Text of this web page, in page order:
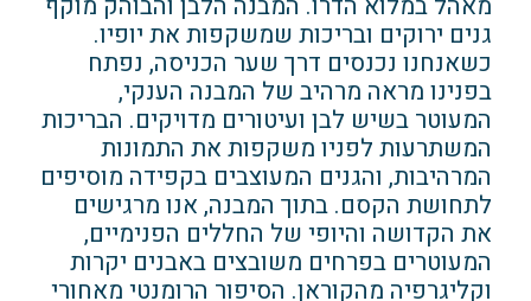
מאהל במלוא הדרו. המבנה הלבן והבוהק מוקף
גנים ירוקים ובריכות שמשקפות את יופיו.
כשאנחנו נכנסים דרך שער הכניסה, נפתח
בפנינו מראה מרהיב של המבנה הענקי,
המעוטר בשיש לבן ועיטורים מדויקים. הבריכות
המשתרעות לפניו משקפות את התמונות
המרהיבות, והגנים המעוצבים בקפידה מוסיפים
לתחושת הקסם. בתוך המבנה, אנו מרגישים
את הקדושה והיופי של החללים הפנימיים,
המעוטרים בפרחים משובצים באבנים יקרות
וקליגרפיה מהקוראן. הסיפור הרומנטי מאחורי